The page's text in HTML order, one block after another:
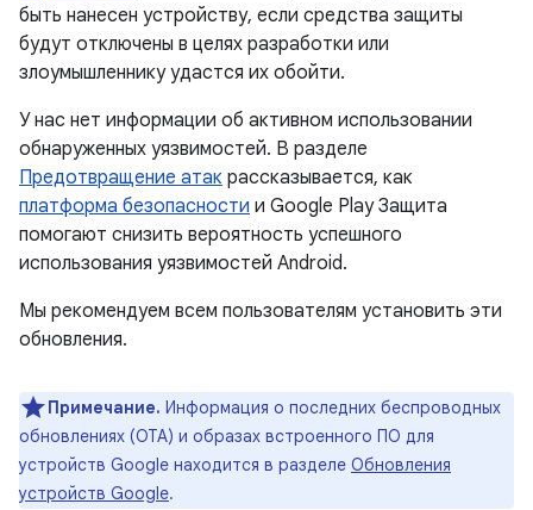
быть нанесен устройству, если средства защиты
будут отключены в целях разработки или
злоумышленнику удастся их обойти.
У нас нет информации об активном использовании
обнаруженных уязвимостей. В разделе
Предотвращение атак рассказывается, как
платформа безопасности и Google Play Защита
помогают снизить вероятность успешного
использования уязвимостей Android.
Мы рекомендуем всем пользователям установить эти
обновления.
Примечание. Информация о последних беспроводных
обновлениях (OTA) и образах встроенного ПО для
устройств Google находится в разделе Обновления
устройств Google.